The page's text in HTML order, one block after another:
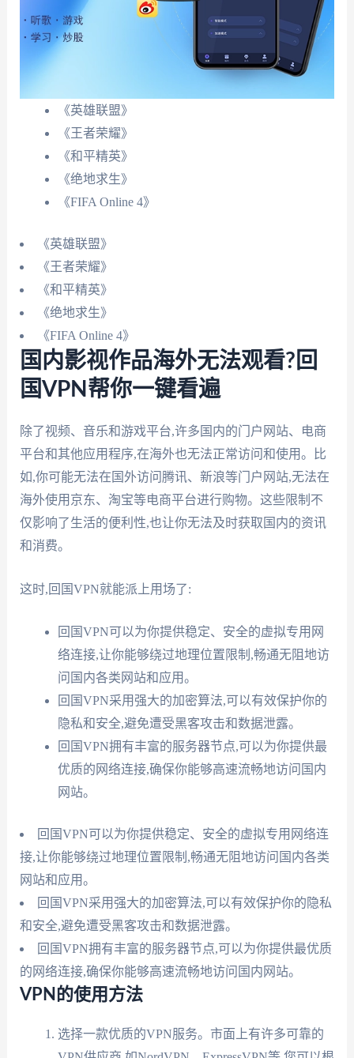
《英雄联盟》
《王者荣耀》
《和平精英》
《绝地求生》
《FIFA Online 4》
《英雄联盟》
《王者荣耀》
《和平精英》
《绝地求生》
《FIFA Online 4》
国内影视作品海外无法观看?回
国VPN帮你一键看遍
除了视频、音乐和游戏平台,许多国内的门户网站、电商
平台和其他应用程序,在海外也无法正常访问和使用。比
如,你可能无法在国外访问腾讯、新浪等门户网站,无法在
海外使用京东、淘宝等电商平台进行购物。这些限制不
仅影响了生活的便利性,也让你无法及时获取国内的资讯
和消费。
这时,回国VPN就能派上用场了:
回国VPN可以为你提供稳定、安全的虚拟专用网
络连接,让你能够绕过地理位置限制,畅通无阻地访
问国内各类网站和应用。
回国VPN采用强大的加密算法,可以有效保护你的
隐私和安全,避免遭受黑客攻击和数据泄露。
回国VPN拥有丰富的服务器节点,可以为你提供最
优质的网络连接,确保你能够高速流畅地访问国内
网站。
回国VPN可以为你提供稳定、安全的虚拟专用网络连
接,让你能够绕过地理位置限制,畅通无阻地访问国内各类
网站和应用。
回国VPN采用强大的加密算法,可以有效保护你的隐私
和安全,避免遭受黑客攻击和数据泄露。
回国VPN拥有丰富的服务器节点,可以为你提供最优质
的网络连接,确保你能够高速流畅地访问国内网站。
VPN的使用方法
选择一款优质的VPN服务。市面上有许多可靠的